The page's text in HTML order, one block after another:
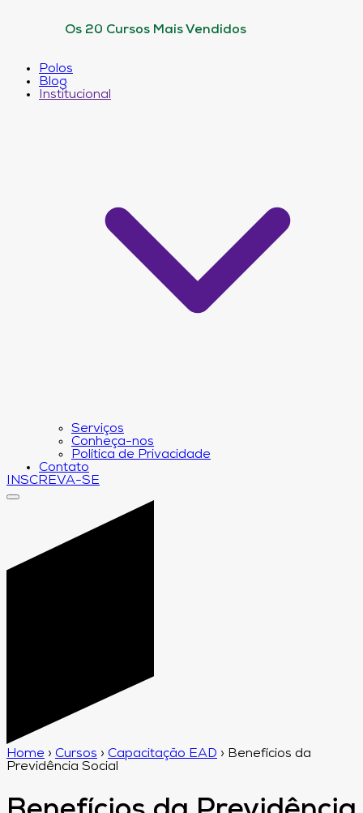
Os 20 Cursos Mais Vendidos
Polos
Blog
Institucional
Serviços
Conheça-nos
Política de Privacidade
Contato
INSCREVA-SE
Home › Cursos › Capacitação EAD › Benefícios da
Previdência Social